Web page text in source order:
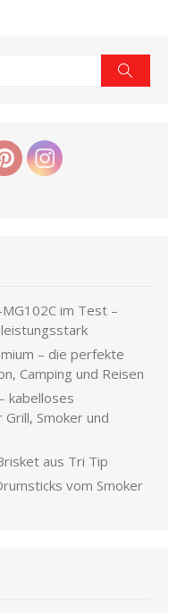
im Test –
– die perfekte
Camping und Reisen
kabelloses
Smoker und
aus Tri Tip
vom Smoker